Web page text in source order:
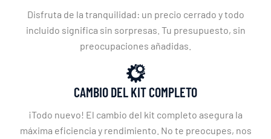
Disfruta de la tranquilidad: un precio cerrado y todo
incluido significa sin sorpresas. Tu presupuesto, sin
preocupaciones añadidas.
CAMBIO DEL KIT COMPLETO
¡Todo nuevo! El cambio del kit completo asegura la
máxima eficiencia y rendimiento. No te preocupes, nos